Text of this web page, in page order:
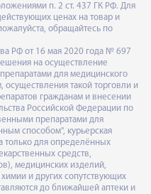
п. 2 ст. 437 ГК РФ. Для
ценах на товар и
обращайтесь по
РФ от 16 мая 2020 года № 697
на осуществление
для медицинского
такой торговли и
гражданам и внесении
Российской Федерации по
препаратами для
способом", курьерская
только для определённых
средств,
медицинских изделий,
и других сопутствующих
до ближайшей аптеки и